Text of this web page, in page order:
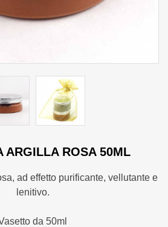
ARGILLA ROSA 50ML
ad effetto purificante, vellutante e
lenitivo.
da 50ml